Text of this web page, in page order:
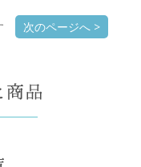
次のページへ >